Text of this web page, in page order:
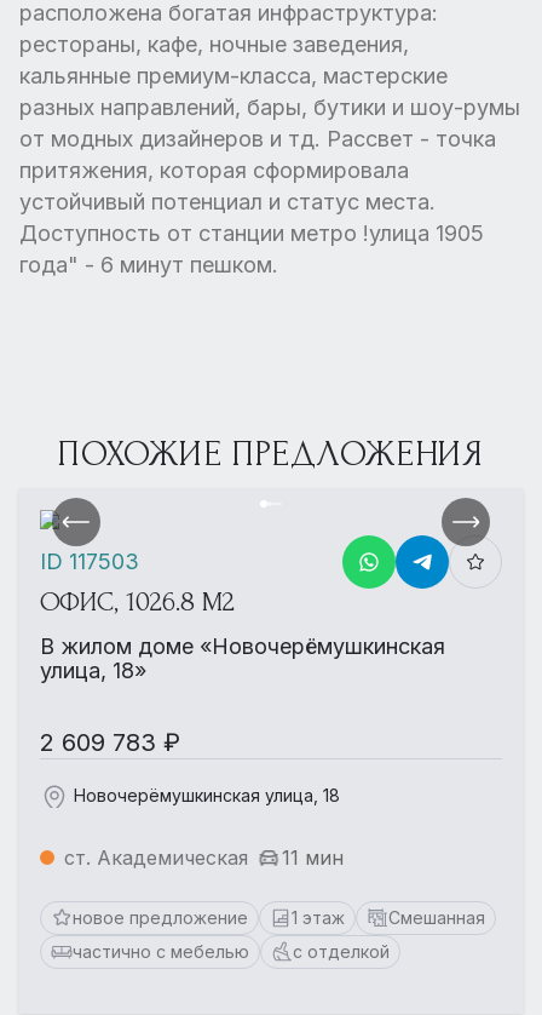
расположена богатая инфраструктура:
рестораны, кафе, ночные заведения,
кальянные премиум-класса, мастерские
разных направлений, бары, бутики и шоу-румы
от модных дизайнеров и тд. Рассвет - точка
притяжения, которая сформировала
устойчивый потенциал и статус места.
Доступность от станции метро !улица 1905
года" - 6 минут пешком.
ПОХОЖИЕ ПРЕДЛОЖЕНИЯ
ОФИС, 1026.8 М2
В жилом доме «Новочерёмушкинская
улица, 18»
2 609 783 ₽
Новочерёмушкинская улица, 18
ст. Академическая 11 мин
новое предложение 1 этаж
Смешанная
частично с мебелью
с отделкой
ID 117503